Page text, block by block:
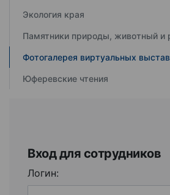
Экология края
Памятники природы, животный и
Фотогалерея виртуальных
Юферевские чтения
Вход для сотрудников
Логин: